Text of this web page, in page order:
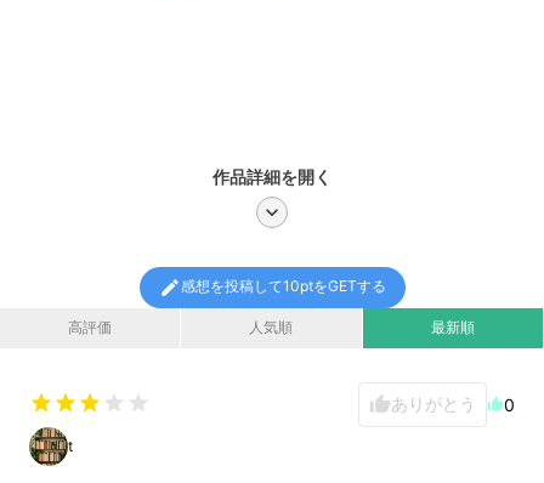
作品詳細を開く
chevron_right
高評価 人気順 最新順
edit感想を投稿して10ptをGETする
star star star star star thumb_upありがとう thumb_up0
t